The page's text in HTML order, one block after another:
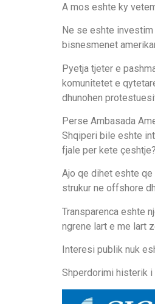
A mos eshte ky
Ne se eshte
bisnesmenet
Pyetja tjeter e
komunitetet e
dhunohen
Perse Ambasada
Shqiperi bile eshte
fjale per kete çeshtje?
Ajo qe dihet eshte qe
strukur ne offshore
Transparenca eshte
ngrene lart e me lart
Interesi publik nuk
Shperdorimi histerik